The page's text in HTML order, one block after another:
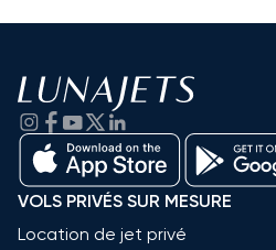
VOLS PRIVÉS SUR MESURE
Location de jet privé